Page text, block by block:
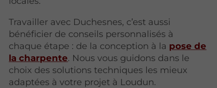
Travailler avec Duchesnes, c’est aussi
bénéficier de conseils personnalisés à
chaque étape : de la conception à la pose de
la charpente. Nous vous guidons dans le
choix des solutions techniques les mieux
adaptées à votre projet à Loudun.